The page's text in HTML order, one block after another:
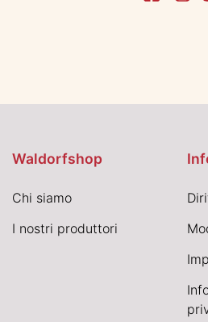
Waldorfshop
Chi siamo
I nostri produttori